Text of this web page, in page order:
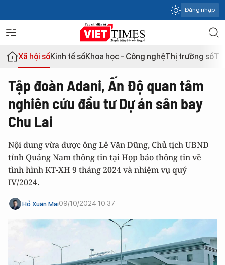
Đăng nhập
Xã hội sốKinh tế sốKhoa học - Công nghệThị trường số
Tập đoàn Adani, Ấn Độ quan tâm
nghiên cứu đầu tư Dự án sân bay
Chu Lai
Nội dung vừa được ông Lê Văn Dũng, Chủ tịch UBND
tỉnh Quảng Nam thông tin tại Họp báo thông tin về
tình hình KT-XH 9 tháng 2024 và nhiệm vụ quý
IV/2024.
Hồ Xuân Mai09/10/2024 10:37